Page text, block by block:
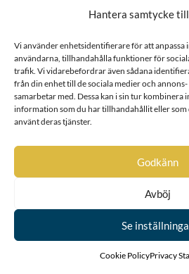
Hantera samtycke
Vi använder enhetsidentifierare för att anpassa
användarna, tillhandahålla funktioner för
trafik. Vi vidarebefordrar även sådana
från din enhet till de sociala medier och
samarbetar med. Dessa kan i sin tur kombinera
information som du har tillhandahållit eller som
använt deras tjänster.
Godkänn
Avböj
Se
Cookie PolicyPrivacy
Ehrenman
1313
Ehrenpreus
Ointroducerad
Ehrenprijs
Ährenprijs)
Ointroducerad
Ehrenreuter
Ointroducerad
Ehrenroos
1900
Ehrenschantz
783
Ehrenskiöld
Ointroducerad
Ehrensteen
33
Ehrenstéen
Ehrenstierna
Ehrenstolpe
Ehrenström